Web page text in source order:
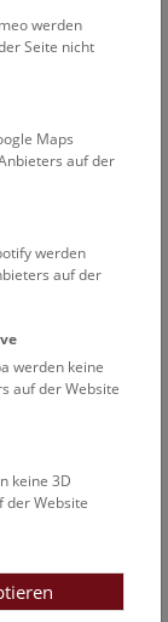
Triest nach,
über „Die
in
der
als erste
sie
Rahlgasse
Geologinnen
Berufslebens
als Lehrerin,
Da nach
werden
Seite nicht
Maps
auf der
werden
auf der
werden keine
auf der Website
keine 3D
der Website